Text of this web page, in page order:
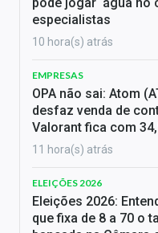
pode jogar ‘água no
especialistas
10 hora(s) atrás
EMPRESAS
OPA não sai: Atom
desfaz venda de
Valorant fica com
11 hora(s) atrás
ELEIÇÕES 2026
Eleições 2026:
que fixa de 8 a 70 o